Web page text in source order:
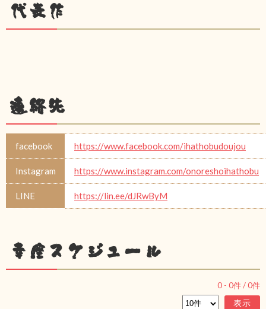
代表作
連絡先
facebook https://www.facebook.com/ihathobudoujou
Instagram https://www.instagram.com/onoreshoihathobu
LINE https://lin.ee/dJRwByM
幸座スケジュール
0 - 0件 /0件